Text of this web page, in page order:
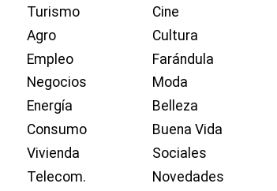
Turismo
Agro
Empleo
Negocios
Energía
Consumo
Vivienda
Telecom.
Cine
Cultura
Farándula
Moda
Belleza
Buena Vida
Sociales
Novedades